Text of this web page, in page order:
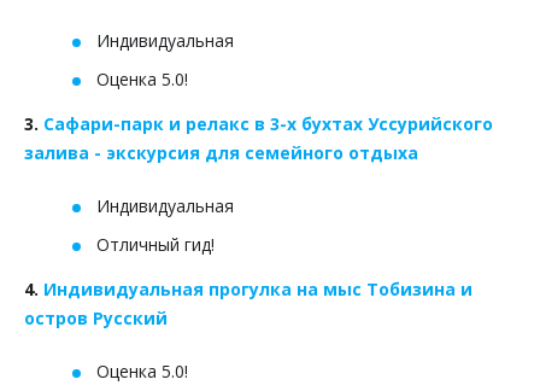
Индивидуальная
Оценка 5.0!
3. Сафари-парк и релакс в 3-х бухтах Уссурийского
залива - экскурсия для семейного отдыха
Индивидуальная
Отличный гид!
4. Индивидуальная прогулка на мыс Тобизина и
остров Русский
Оценка 5.0!